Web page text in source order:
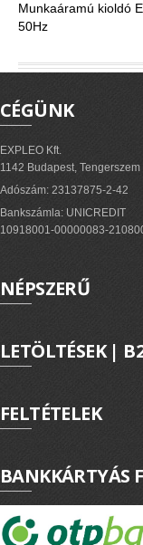
Munkaáramú kioldó
50Hz
CÉGÜNK
EXPLEO Kft.
1142 Budapest, Tengerszem
Adószám: 23137875-2-42
Bankszámla: UNICREDIT
10918001-00000083-
NÉPSZERŰ
LETÖLTÉSEK |
FELTÉTELEK
BANKKÁRTYÁS